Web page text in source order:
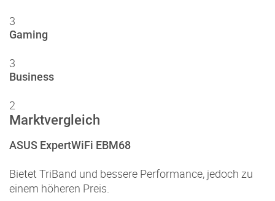
3
Gaming
3
Business
2
Marktvergleich
ASUS ExpertWiFi EBM68
Bietet TriBand und bessere Performance, jedoch zu
einem höheren Preis.